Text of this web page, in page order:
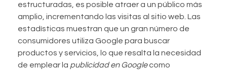
estructuradas, es posible atraer a un público más
amplio, incrementando las visitas al sitio web. Las
estadísticas muestran que un gran número de
consumidores utiliza Google para buscar
productos y servicios, lo que resalta la necesidad
de emplear la publicidad en Googlecomo